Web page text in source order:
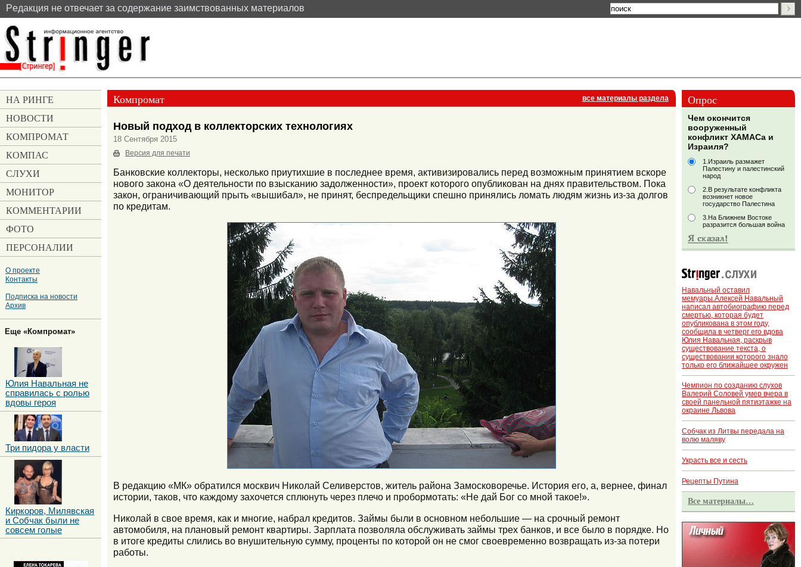
Pедакция не отвечает за содержание заимствованных материалов
Компромат все материалы раздела
Новый подход в коллекторских технологиях
18 Сентября 2015
Версия для печати
Банковские коллекторы, несколько приутихшие в последнее время, активизировались перед возможным принятием вскоре
нового закона «О деятельности по взысканию задолженности», проект которого опубликован на днях правительством. Пока
закон, ограничивающий прыть «вышибал», не принят, беспредельщики спешно принялись ломать людям жизнь из-за долгов
по кредитам.
В редакцию «МК» обратился москвич Николай Селиверстов, житель района Замосковоречье. История его, а, вернее, финал
истории, таков, что каждому захочется сплюнуть через плечо и пробормотать: «Не дай Бог со мной такое!».
Николай в свое время, как и многие, набрал кредитов. Займы были в основном небольшие — на срочный ремонт
автомобиля, на плановый ремонт квартиры. Зарплата позволяла обслуживать займы трех банков, и все было в порядке. Но
в итоге кредиты слились во внушительную сумму, проценты по которой он не смог своевременно возвращать из-за потери
работы.
Опрос
Чем окончится
вооруженный
конфликт ХАМАСа и
Израиля?
1.Израиль размажет
Палестину и палестинский
народ
2.В результате конфликта
возникнет новое
государство Палестина
3.На Ближнем Востоке
разразится большая война
Навальный оставил
мемуары.Алексей Навальный
написал автобиографию перед
смертью, которая будет
опубликована в этом году,
сообщила в четверг его вдова
Юлия Навальная, раскрыв
существование текста, о
существовании которого знало
только его ближайшее окружен
Чемпион по созданию слухов
Валерий Соловей умер вчера в
своей панельной пятиэтажке на
окраине Львова
Собчак из Литвы передала на
волю маляву
Украсть все и сесть
Рецепты Путина
Все материалы…
НА РИНГЕ
НОВОСТИ
КОМПРОМАТ
КОМПАС
СЛУХИ
МОНИТОР
КОММЕНТАРИИ
ФОТО
ПЕРСОНАЛИИ
О проекте
Контакты
Подписка на новости
Архив
Еще «Компромат»
Юлия Навальная не
справилась с ролью
вдовы героя
Три пидора у власти
Киркоров, Милявская
и Собчак были не
совсем голые